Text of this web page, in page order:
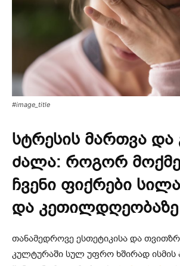
#image_title
სტრესის მართვა და
ძალა: როგორ
ჩვენი ფიქრები
და კეთილდღეობაზე
თანამედროვე ესთეტიკისა და
კულტურაში სულ უფრო ხშირად ისმის